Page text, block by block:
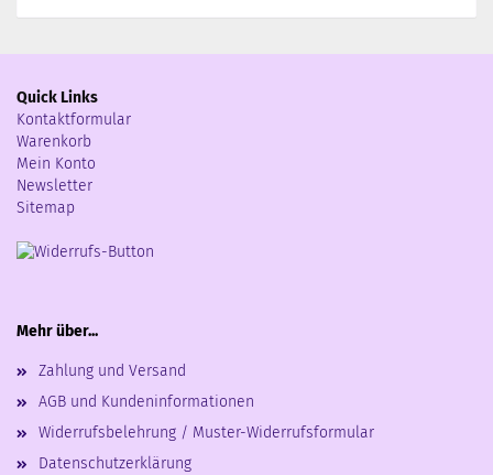
Quick Links
Kontaktformular
Warenkorb
Mein Konto
Newsletter
Sitemap
Mehr über...
Zahlung und Versand
AGB und Kundeninformationen
Widerrufsbelehrung / Muster-Widerrufsformular
Datenschutzerklärung